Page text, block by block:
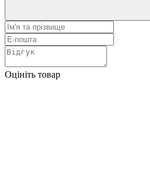
Оцініть товар